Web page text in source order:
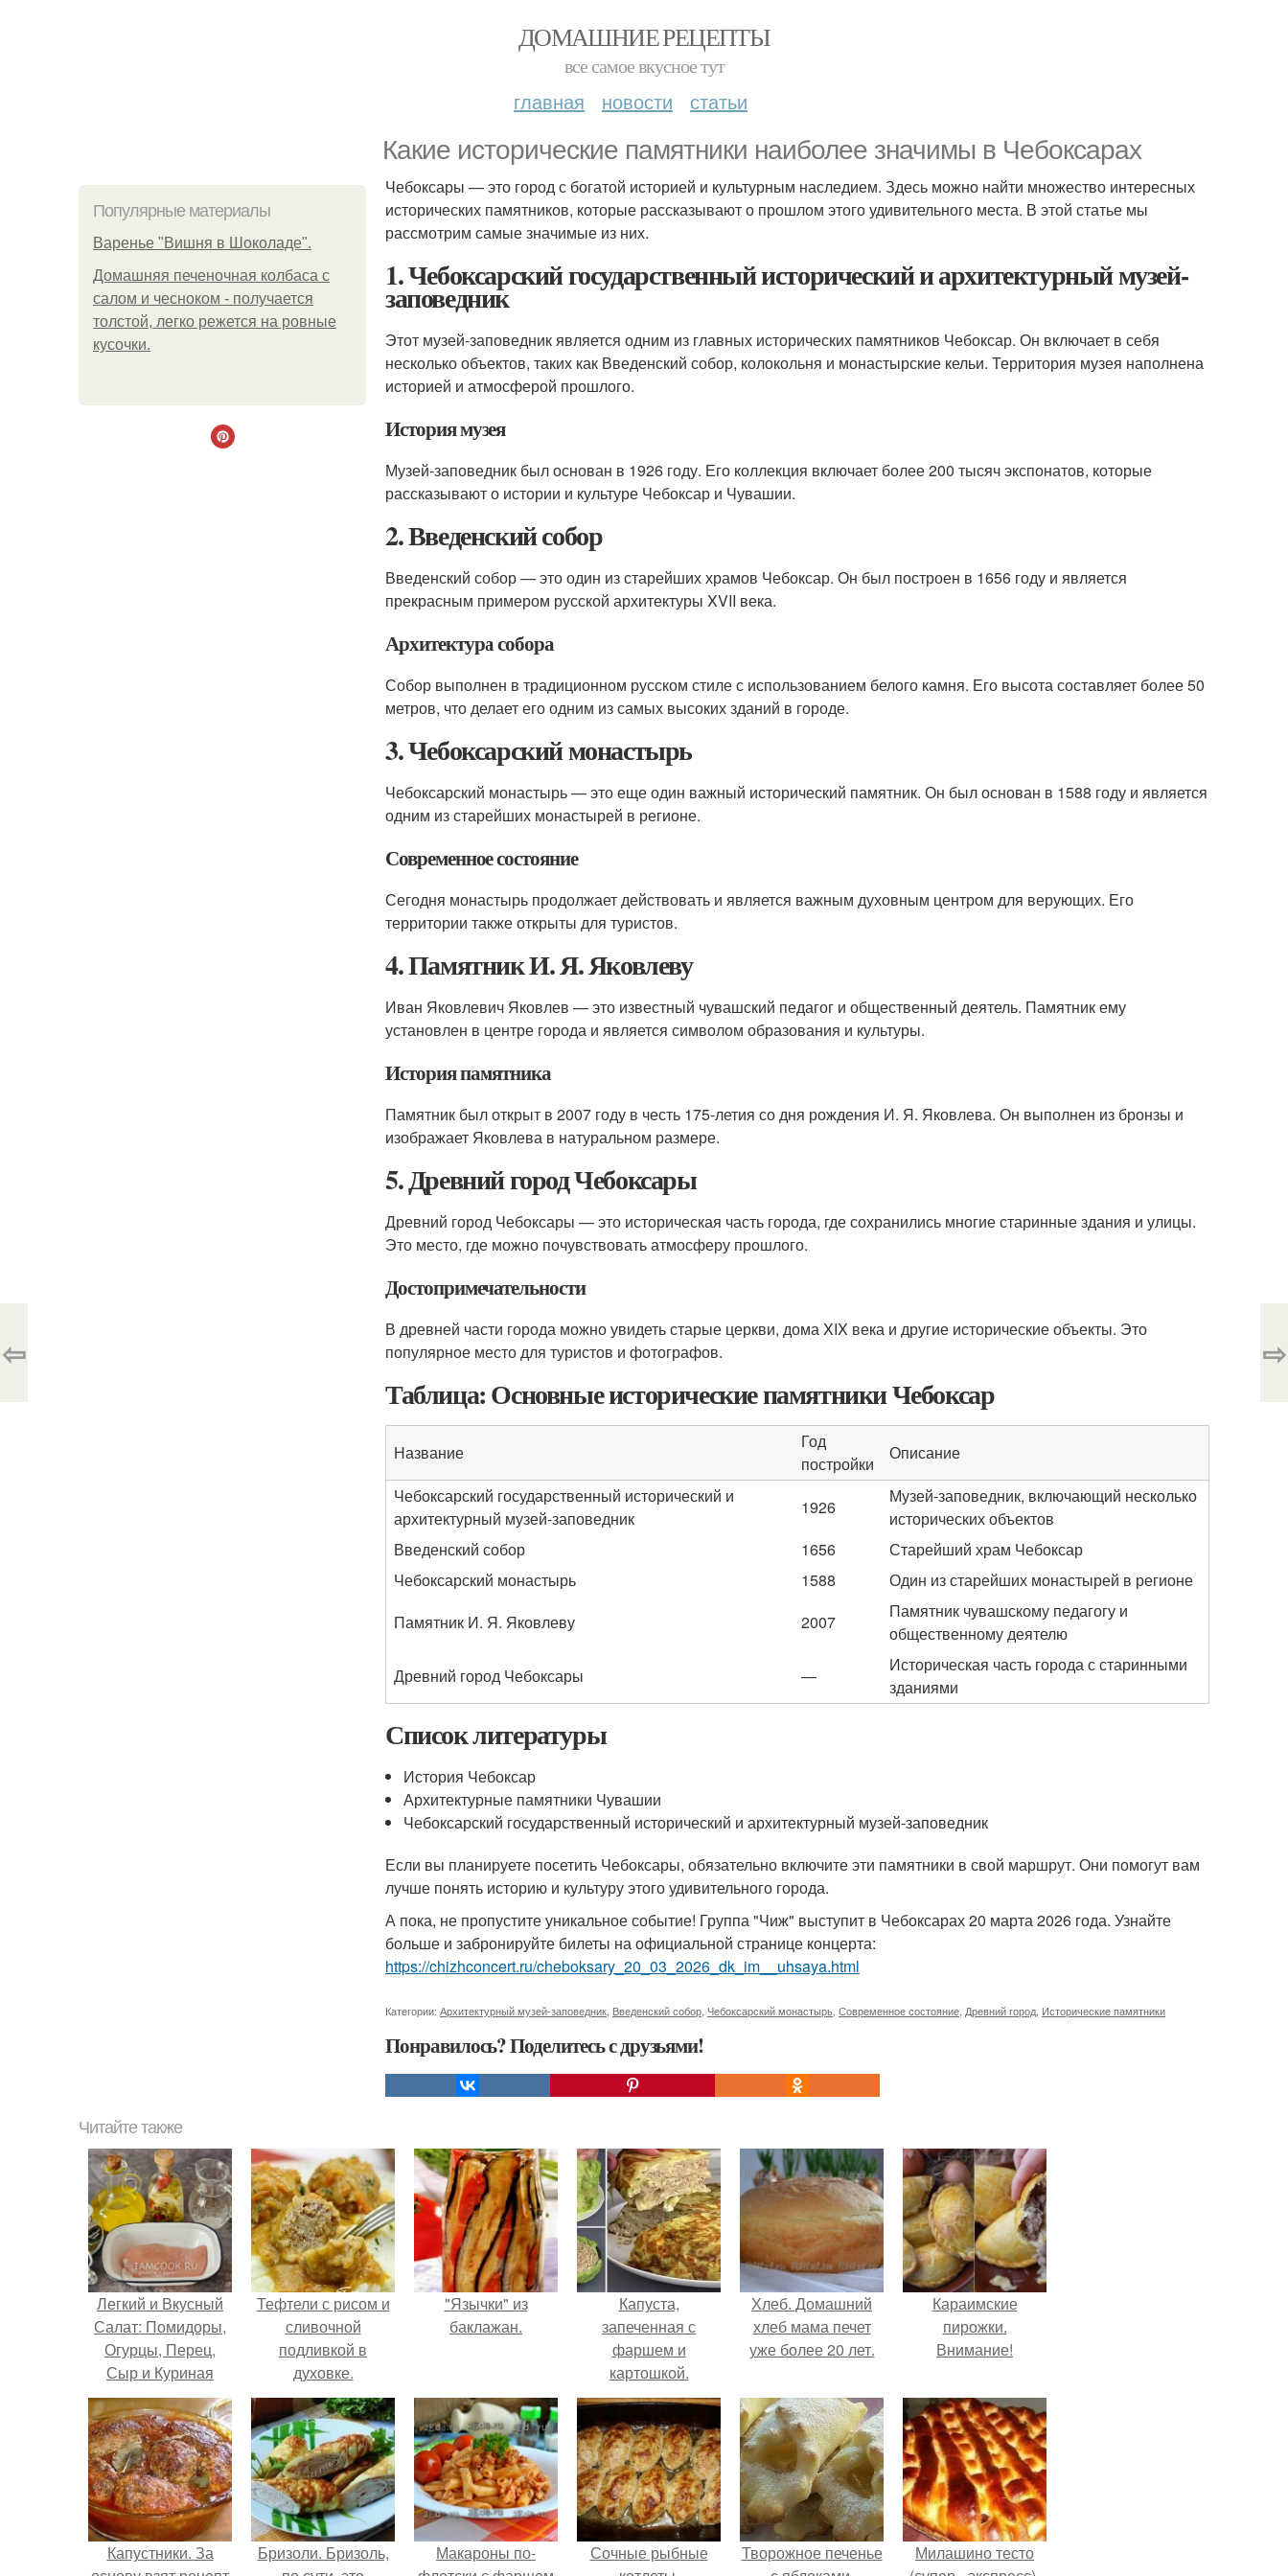
ДОМАШНИЕ РЕЦЕПТЫ
все самое вкусное тут
главная новости статьи
Какие исторические памятники наиболее значимы в Чебоксарах
Популярные материалы
Варенье "Вишня в Шоколаде".
Домашняя печеночная колбаса с
салом и чесноком - получается
толстой, легко режется на ровные
кусочки.
Чебоксары — это город с богатой историей и культурным наследием. Здесь можно найти множество интересных
исторических памятников, которые рассказывают о прошлом этого удивительного места. В этой статье мы
рассмотрим самые значимые из них.
1. Чебоксарский государственный исторический и архитектурный музей-
заповедник
Этот музей-заповедник является одним из главных исторических памятников Чебоксар. Он включает в себя
несколько объектов, таких как Введенский собор, колокольня и монастырские кельи. Территория музея наполнена
историей и атмосферой прошлого.
История музея
Музей-заповедник был основан в 1926 году. Его коллекция включает более 200 тысяч экспонатов, которые
рассказывают о истории и культуре Чебоксар и Чувашии.
2. Введенский собор
Введенский собор — это один из старейших храмов Чебоксар. Он был построен в 1656 году и является
прекрасным примером русской архитектуры XVII века.
Архитектура собора
Собор выполнен в традиционном русском стиле с использованием белого камня. Его высота составляет более 50
метров, что делает его одним из самых высоких зданий в городе.
3. Чебоксарский монастырь
Чебоксарский монастырь — это еще один важный исторический памятник. Он был основан в 1588 году и является
одним из старейших монастырей в регионе.
Современное состояние
Сегодня монастырь продолжает действовать и является важным духовным центром для верующих. Его
территории также открыты для туристов.
4. Памятник И. Я. Яковлеву
Иван Яковлевич Яковлев — это известный чувашский педагог и общественный деятель. Памятник ему
установлен в центре города и является символом образования и культуры.
История памятника
Памятник был открыт в 2007 году в честь 175-летия со дня рождения И. Я. Яковлева. Он выполнен из бронзы и
изображает Яковлева в натуральном размере.
5. Древний город Чебоксары
Древний город Чебоксары — это историческая часть города, где сохранились многие старинные здания и улицы.
Это место, где можно почувствовать атмосферу прошлого.
Достопримечательности
В древней части города можно увидеть старые церкви, дома XIX века и другие исторические объекты. Это
популярное место для туристов и фотографов.
Таблица: Основные исторические памятники Чебоксар
Название
Год
постройки
Описание
Чебоксарский государственный исторический и
архитектурный музей-заповедник
1926
Музей-заповедник, включающий несколько
исторических объектов
Введенский собор
1656
Старейший храм Чебоксар
Чебоксарский монастырь
1588
Один из старейших монастырей в регионе
Памятник И. Я. Яковлеву
2007
Памятник чувашскому педагогу и
общественному деятелю
Древний город Чебоксары
—
Историческая часть города с старинными
зданиями
Список литературы
История Чебоксар
Архитектурные памятники Чувашии
Чебоксарский государственный исторический и архитектурный музей-заповедник
Если вы планируете посетить Чебоксары, обязательно включите эти памятники в свой маршрут. Они помогут вам
лучше понять историю и культуру этого удивительного города.
А пока, не пропустите уникальное событие! Группа "Чиж" выступит в Чебоксарах 20 марта 2026 года. Узнайте
больше и забронируйте билеты на официальной странице концерта:
https://chizhconcert.ru/cheboksary_20_03_2026_dk_im__uhsaya.html
Категории: Архитектурный музей-заповедник Введенский собор Чебоксарский монастырь Современное состояние Древний город Исторические памятники
Понравилось? Поделитесь с друзьями!
⇦ ⇨
Читайте также
Легкий и Вкусный
Салат: Помидоры,
Огурцы, Перец,
Сыр и Куриная
Грудка
Тефтели с рисом и
сливочной
подливкой в
духовке.
"Язычки" из
баклажан.
Капуста,
запеченная с
фаршем и
картошкой.
Хлеб. Домашний
хлеб мама печет
уже более 20 лет.
Караимские
пирожки.
Внимание!
Капустники. За
Бризоли. Бризоль,
Макароны по-
Сочные рыбные
Творожное печенье
Милашино тесто